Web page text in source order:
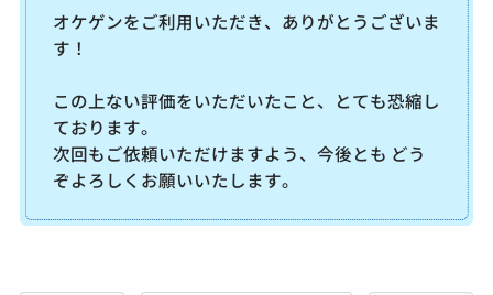
オケゲンをご利用いただき、ありがとうございま
す！
この上ない評価をいただいたこと、とても恐縮し
ております。
次回もご依頼いただけますよう、今後とも どう
ぞよろしくお願いいたします。